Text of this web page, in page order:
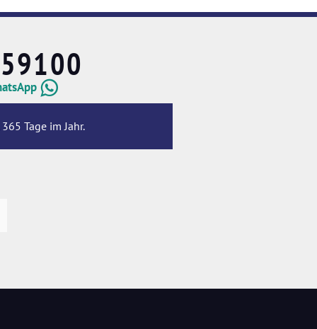
Tage im Jahr.